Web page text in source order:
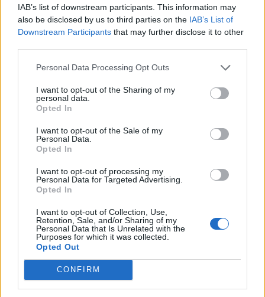
IAB’s list of downstream participants. This information may
also be disclosed by us to third parties on the IAB’s List of
Downstream Participants that may further disclose it to other
Personal Data Processing Opt Outs
I want to opt-out of the Sharing of my
personal data.
Opted In
I want to opt-out of the Sale of my
Personal Data.
Opted In
I want to opt-out of processing my
Personal Data for Targeted Advertising.
Opted In
I want to opt-out of Collection, Use,
Retention, Sale, and/or Sharing of my
Personal Data that Is Unrelated with the
Purposes for which it was collected.
Opted Out
CONFIRM
ZAMNA x PRIMER: Ο λόγος που
φέτος στην Αθήνα
22.07.2026 - 13:31